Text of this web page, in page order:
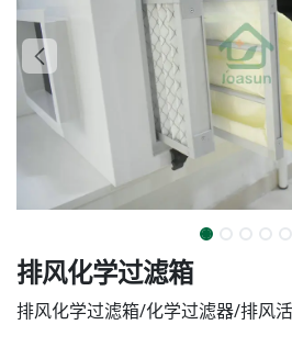
排风化学过滤箱
排风化学过滤箱/化学过滤器/排风